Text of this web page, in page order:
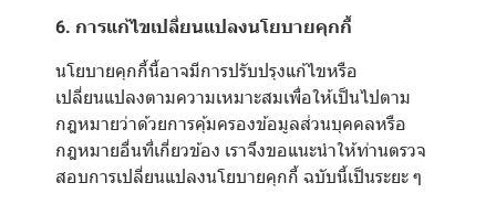
6. การแก้ไขเปลี่ยนแปลงนโยบายคุกกี้
นโยบายคุกกี้นี้อาจมีการปรับปรุงแก้ไขหรือ
เปลี่ยนแปลงตามความเหมาะสมเพื่อให้เป็นไปตาม
กฎหมายว่าด้วยการคุ้มครองข้อมูลส่วนบุคคลหรือ
กฎหมายอื่นที่เกี่ยวข้อง เราจึงขอแนะนำให้ท่านตรวจ
สอบการเปลี่ยนแปลงนโยบายคุกกี้ ฉบับนี้เป็นระยะ ๆ